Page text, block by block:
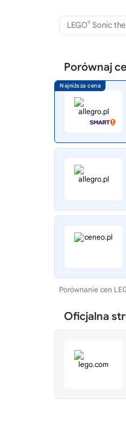
LEGO® Sonic
Porównaj
Porównanie cen
Oficjalna